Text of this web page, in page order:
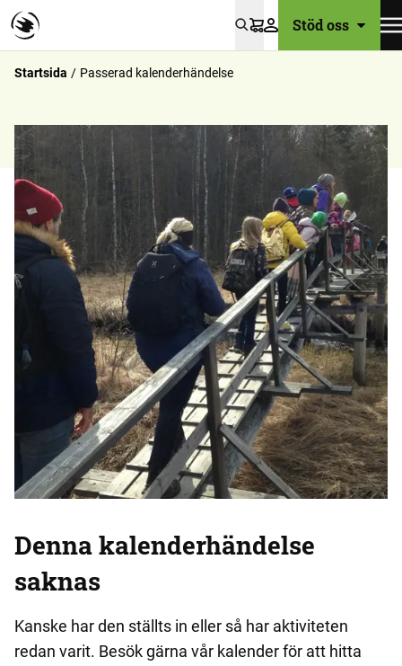
VarukorgStöd oss
Startsida Passerad kalenderhändelse
Denna kalenderhändelse
saknas
Kanske har den ställts in eller så har aktiviteten
redan varit. Besök gärna vår kalender för att hitta